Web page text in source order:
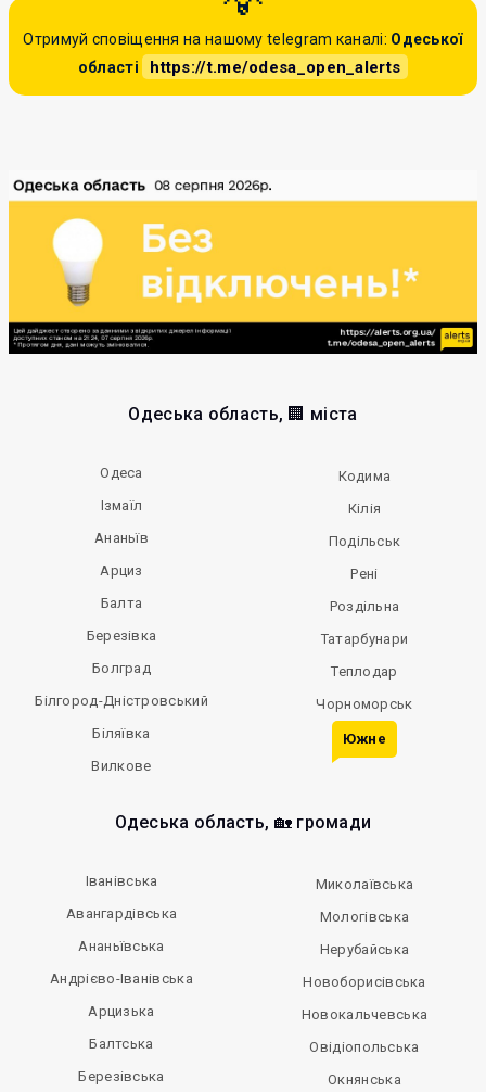
Отримуй сповіщення на нашому telegram каналі: Одеської
області
https://t.me/odesa_open_alerts
Одеська область, 🏢 міста
Одеса
Ізмаїл
Ананьїв
Арциз
Балта
Березівка
Болград
Білгород-Дністровський
Біляївка
Вилкове
Кодима
Кілія
Подільськ
Рені
Роздільна
Татарбунари
Теплодар
Чорноморськ
Южне
Одеська область, 🏡 громади
Іванівська
Авангардівська
Ананьївська
Андрієво-Іванівська
Арцизька
Балтська
Березівська
Миколаївська
Мологівська
Нерубайська
Новоборисівська
Новокальчевська
Овідіопольська
Окнянська